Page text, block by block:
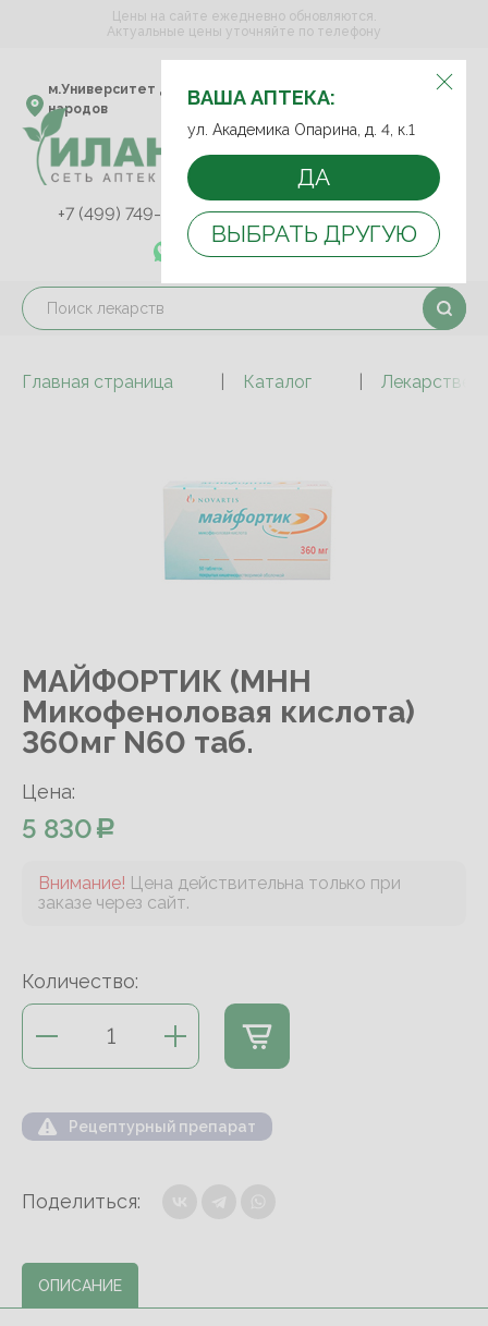
ВЫБЕРИТЕ АПТЕКУ:
м.Университет дружбы
народов
ул. Академика Опарина,
д. 4, к.1
ВАША АПТЕКА:
ул. Академика Опарина, д. 4, к.1
ДА
ВЫБРАТЬ ДРУГУЮ
Цены на сайте ежедневно обновляются.
Актуальные цены уточняйте по телефону
+7 (499) 749-75-92
+7 (499) 749-74-89
+7 (989) 579-78-73
Главная страница Каталог
МАЙФОРТИК (МНН
Микофеноловая кислота)
360мг N60 таб.
Цена:
5 830
Внимание! Цена действительна только при
заказе через сайт.
Количество:
Рецептурный препарат
Поделиться:
ОПИСАНИЕ